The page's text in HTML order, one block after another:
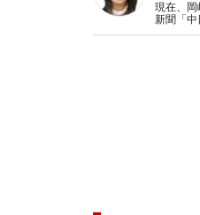
現在、岡
新聞「
「小学校